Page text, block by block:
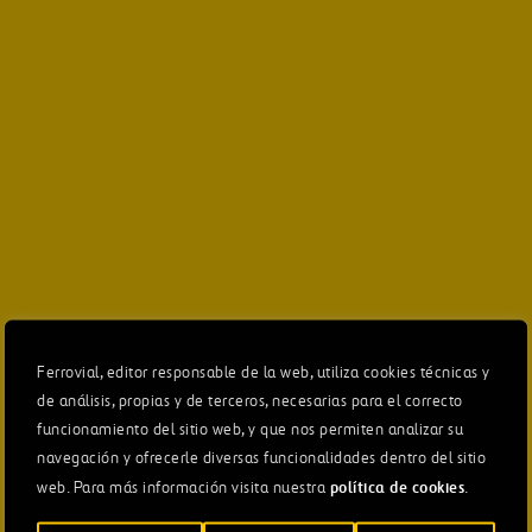
Ferrovial, editor responsable de la web, utiliza cookies técnicas y
de análisis, propias y de terceros, necesarias para el correcto
funcionamiento del sitio web, y que nos permiten analizar su
navegación y ofrecerle diversas funcionalidades dentro del sitio
web. Para más información visita nuestra política de cookies.